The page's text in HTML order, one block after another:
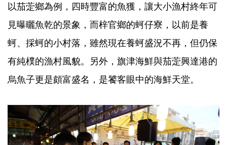
以茄萣鄉為例，四時豐富的魚獲，讓大小漁村終年可
見曝曬魚乾的景象，而梓官鄉的蚵仔寮，以前是養
蚵、採蚵的小村落，雖然現在養蚵盛況不再，但仍保
有純樸的漁村風貌。另外，旗津海鮮與茄萣興達港的
烏魚子更是頗富盛名，是饕客眼中的海鮮天堂。